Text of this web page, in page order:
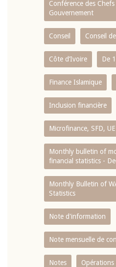
Conférence des Chefs
Gouvernement
Conseil Conseil
Côte d’Ivoire De
Finance Islamique
Inclusion financière
Microfinance, SFD,
Monthly bulletin of
financial statistics -
Monthly Bulletin of
Statistics
Note d'information
Note mensuelle de
Notes